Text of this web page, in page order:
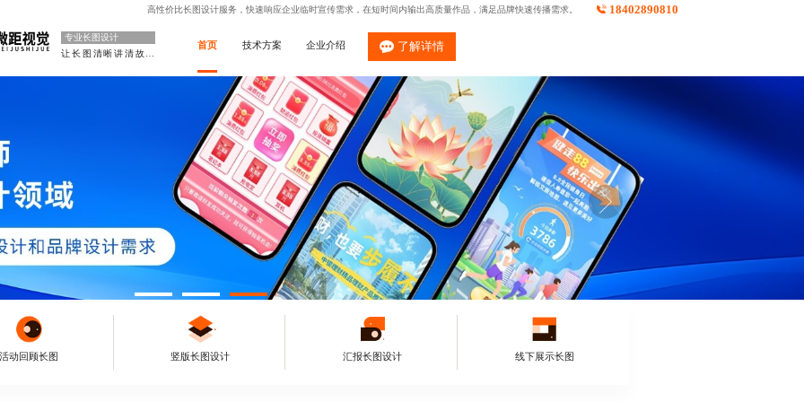
高性价比长图设计服务，快速响应企业临时宣传需求，在短时间内输出高质量作品，满足品牌快速传播需求。 18402890810
专业长图设计
首页 技术方案 企业介绍 了解详情
活动回顾长图 竖版长图设计 汇报长图设计 线下展示长图